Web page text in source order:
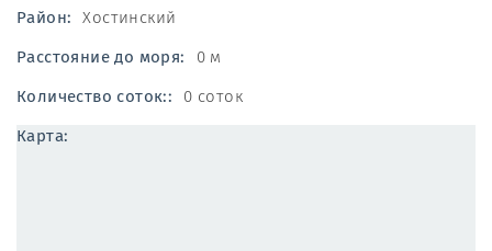
Район: Хостинский
Расстояние до моря: 0 м
Количество соток:: 0 соток
Карта: